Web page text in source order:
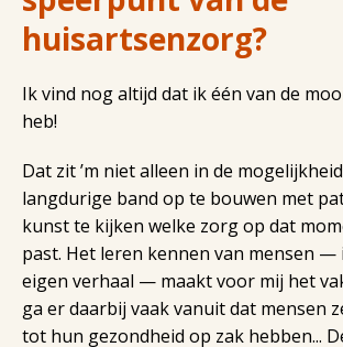
huisartsenzorg?
Ik vind nog altijd dat ik één van de
heb!
Dat zit ’m niet alleen in de
langdurige band op te bouwen met
kunst te kijken welke zorg op dat
past. Het leren kennen van mensen —
eigen verhaal — maakt voor mij het
ga er daarbij vaak vanuit dat mensen
tot hun gezondheid op zak hebben...